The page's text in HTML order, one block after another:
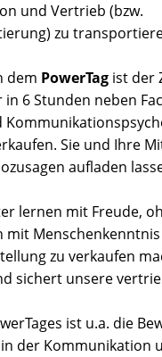
und Vertrieb (bzw.
zu
dem PowerTag ist der
6 Stunden neben
Sie und Ihre
aufladen
lernen mit Freude,
mit
zu verkaufen
sichert unsere
ist u.a. die
der Kommunikation